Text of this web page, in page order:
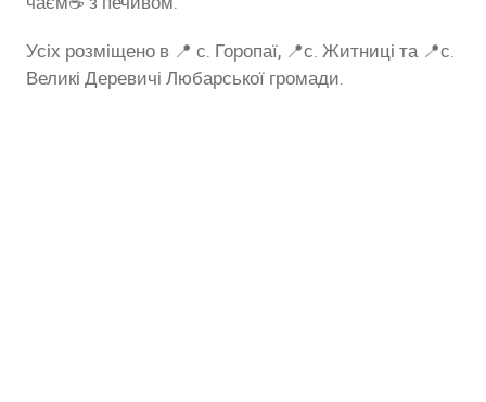
Усіх розміщено в 📍 с. Горопаї, 📍с. Житниці та 📍с.
Великі Деревичі Любарської громади.